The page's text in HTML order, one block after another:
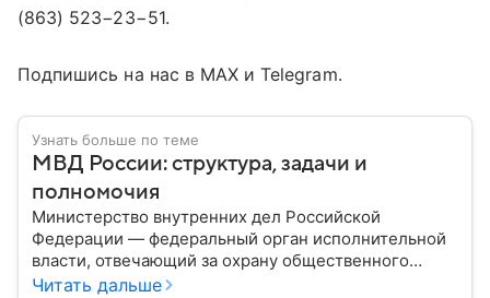
(863) 523−23−51.
Подпишись на нас в MAX и Telegram.
Узнать больше по теме
МВД России: структура, задачи и
полномочия
Министерство внутренних дел Российской
Федерации — федеральный орган исполнительной
власти, отвечающий за охрану общественного
порядка, борьбу с преступностью, обеспечение
Читать дальше